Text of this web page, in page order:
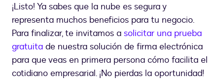
¡Listo! Ya sabes que la nube es segura y
representa muchos beneficios para tu negocio.
Para finalizar, te invitamos a solicitar una prueba
gratuita de nuestra solución de firma electrónica
para que veas en primera persona cómo facilita el
cotidiano empresarial. ¡No pierdas la oportunidad!